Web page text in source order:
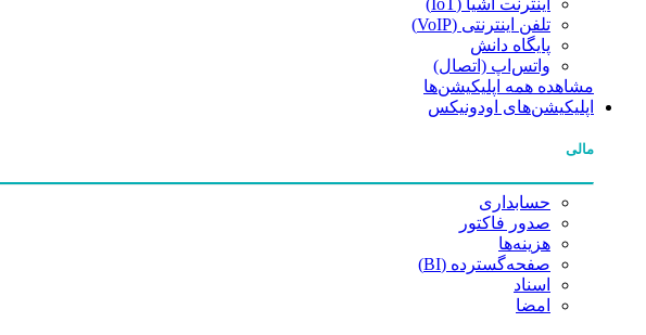
تلفن اینترنتی (VoIP)
پایگاه دانش
واتس‌اپ (اتصال)
مشاهده همه اپلیکیشن‌ها
اپلیکیشن‌های اودونیکس
مالی
حسابداری
صدور فاکتور
هزینه‌ها
صفحه‌گسترده (BI)
اسناد
امضا